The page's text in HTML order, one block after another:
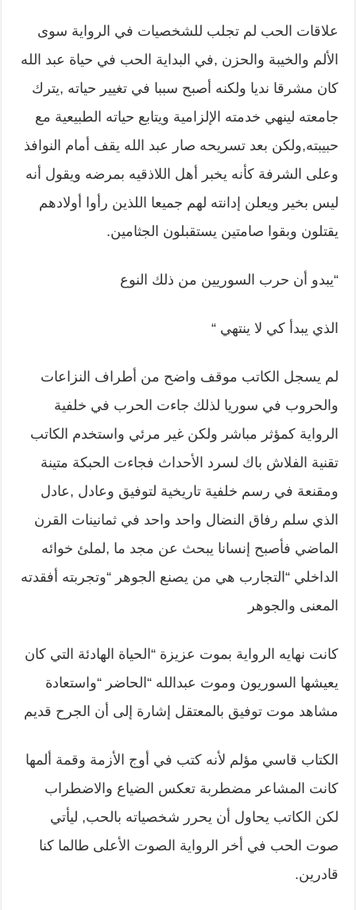
علاقات الحب لم تجلب للشخصيات في الرواية سوى
الألم والخيبة والحزن ,في البداية الحب في حياة عبد الله
كان مشرقا نديا ولكنه أصبح سببا في تغيير حياته ,يترك
جامعته لينهي خدمته الإلزامية ويتابع حياته الطبيعية مع
حبيبته,ولكن بعد تسريحه صار عبد الله يقف أمام النوافذ
وعلى الشرفة كأنه يخبر أهل اللاذقيه بمرضه ويقول أنه
ليس بخير ويعلن إدانته لهم جميعا اللذين رأوا أولادهم
يقتلون وبقوا صامتين يستقبلون الجثامين.
“يبدو أن حرب السوريين من ذلك النوع
الذي يبدأ كي لا ينتهي “
لم يسجل الكاتب موقف واضح من أطراف النزاعات
والحروب في سوريا لذلك جاءت الحرب في خلفية
الرواية كمؤثر مباشر ولكن غير مرئي واستخدم الكاتب
تقنية الفلاش باك لسرد الأحداث فجاءت الحبكة متينة
ومقنعة في رسم خلفية تاريخية لتوفيق وعادل ,عادل
الذي سلم رفاق النضال واحد واحد في ثمانينات القرن
الماضي فأصبح إنسانا يبحث عن مجد ما ,لملئ خوائه
الداخلي “التجارب هي من يصنع الجوهر “وتجربته أفقدته
المعنى والجوهر
كانت نهايه الرواية بموت عزيزة “الحياة الهادئة التي كان
يعيشها السوريون وموت عبدالله “الحاضر “واستعادة
مشاهد موت توفيق بالمعتقل إشارة إلى أن الجرح قديم
الكتاب قاسي مؤلم لأنه كتب في أوج الأزمة وقمة ألمها
كانت المشاعر مضطربة تعكس الضياع والاضطراب
لكن الكاتب يحاول أن يحرر شخصياته بالحب, ليأتي
صوت الحب في أخر الرواية الصوت الأعلى طالما كنا
قادرين.